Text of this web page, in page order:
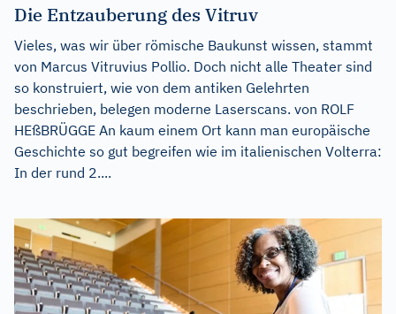
Die Entzauberung des Vitruv
Vieles, was wir über römische Baukunst wissen, stammt
von Marcus Vitruvius Pollio. Doch nicht alle Theater sind
so konstruiert, wie von dem antiken Gelehrten
beschrieben, belegen moderne Laserscans. von ROLF
HEßBRÜGGE An kaum einem Ort kann man europäische
Geschichte so gut begreifen wie im italienischen Volterra:
In der rund 2....